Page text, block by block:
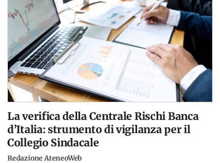
La verifica della Centrale Rischi Banca
d’Italia: strumento di vigilanza per il
Collegio Sindacale
Redazione AteneoWeb